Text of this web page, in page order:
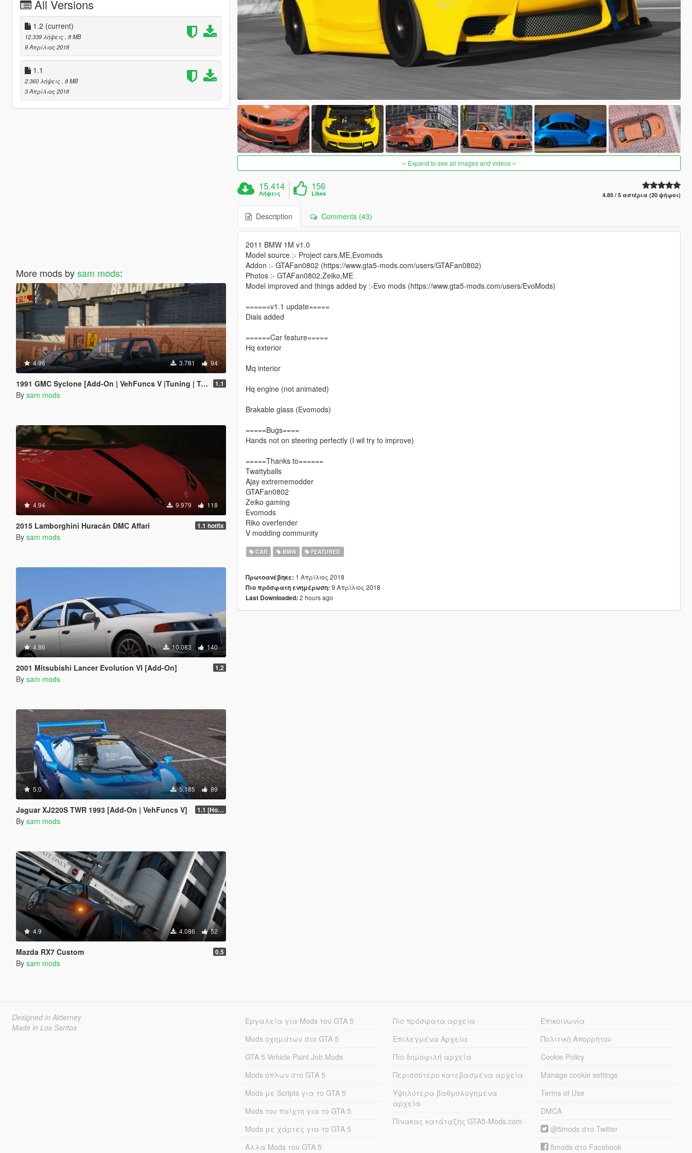
All Versions
1.2 (current)
12.339 λήψεις , 8 MB
9 Απρίλιος 2018
1.1
2.360 λήψεις , 8 MB
3 Απρίλιος 2018
More mods bysam mods:
4.96 3.781 94
1991 GMC Syclone [Add-On | VehFuncs V |Tuning | Template] 1.1
By sam mods
4.94 9.979 118
2015 Lamborghini Huracán DMC Affari 1.1 hotfix
By sam mods
4.86 10.083 140
2001 Mitsubishi Lancer Evolution VI [Add-On] 1.2
By sam mods
5.0 5.185 89
Jaguar XJ220S TWR 1993 [Add-On | VehFuncs V] 1.1 [Hotfix]
By sam mods
4.9 4.086 52
Mazda RX7 Custom 0.5
By sam mods
Expand to see all images and videos
15.414
Λήψεις
156
Likes 4.85 / 5 αστέρια (20 ψήφοι)
Description Comments (43)
2011 BMW 1M v1.0
Model source :- Project cars,ME,Evomods
Addon :- GTAFan0802 (https://www.gta5-mods.com/users/GTAFan0802)
Photos :- GTAFan0802,Zeiko,ME
Model improved and things added by :-Evo mods (https://www.gta5-mods.com/users/EvoMods)
======v1.1 update=====
Dials added
======Car feature=====
Hq exterior
Mq interior
Hq engine (not animated)
Brakable glass (Evomods)
=====Bugs====
Hands not on steering perfectly (I wil try to improve)
=====Thanks to======
Twattyballs
Ajay extrememodder
GTAFan0802
Zeiko gaming
Evomods
Riko overfender
V modding community
CAR BMW FEATURED
Πρωτοανέβηκε: 1 Απρίλιος 2018
Πιο πρόσφατη ενημέρωση: 9 Απρίλιος 2018
Last Downloaded: 2 hours ago
Designed in Alderney
Made in Los Santos
Εργαλεία για Mods του GTA 5
Mods οχημάτων στο GTA 5
GTA 5 Vehicle Paint Job Mods
Mods όπλων στο GTA 5
Mods με Scripts για το GTA 5
Mods του παίχτη για το GTA 5
Mods με χάρτες για το GTA 5
Άλλα Mods του GTA 5
Πιο πρόσφατα αρχεία
Επιλεγμένα Αρχεία
Πιο δημοφιλή αρχεία
Περισσότερο κατεβασμένα αρχεία
Υψηλότερα βαθμολογημένα
αρχεία
Πίνακας κατάταξης GTA5-Mods.com
Επικοινωνία
Πολιτική Απορρήτου
Cookie Policy
Manage cookie settings
Terms of Use
DMCA
@5mods στο Twitter
5mods στο Facebook